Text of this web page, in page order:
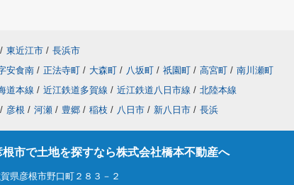
/ 東近江市 / 長浜市
安食南 / 正法寺町 / 大森町 / 八坂町 / 祇園町 / 高宮町 / 南川瀬町
道本線 / 近江鉄道多賀線 / 近江鉄道八日市線 / 北陸本線
/ 彦根 / 河瀬 / 豊郷 / 稲枝 / 八日市 / 新八日市 / 長浜
根市で土地を探すなら株式会社橋本不動産へ
県彦根市野口町２８３－２